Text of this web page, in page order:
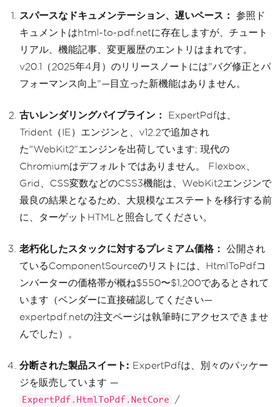
スパースなドキュメンテーション、遅いペース：
参照ド
キュメントはhtml-to-pdf.netに存在しますが、チュート
リアル、機能記事、変更履歴のエントリはまれです。
v20.1（2025年4月）のリリースノートには"バグ修正とパ
フォーマンス向上"—目立った新機能はありません。
古いレンダリングパイプライン：
ExpertPdfは、
Trident（IE）エンジンと、v12.2で追加され
た"WebKit2"エンジンを出荷しています; 現代の
Chromiumはデフォルトではありません。 Flexbox、
Grid、CSS変数などのCSS3機能は、WebKit2エンジンで
最良の結果となるため、大規模なエステートを移行する前
に、ターゲットHTMLと照合してください。
老朽化したスタックに対するプレミアム価格：
公開され
ているComponentSourceのリストには、HtmlToPdfコ
ンバーターの価格帯が概ね$550〜$1,200であるとされて
います（ベンダーに直接確認してください—
expertpdf.netの注文ページは執筆時にアクセスできませ
んでした）。
分断された製品スイート: ExpertPdfは、別々のパッケー
ジを販売しています —
ExpertPdf.HtmlToPdf.NetCore /